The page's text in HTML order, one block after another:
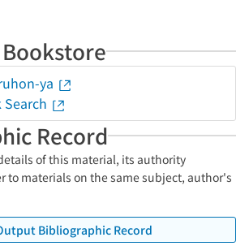
ya
Record
of this material, its authority
to materials on the same subject, author's
Bibliographic Record